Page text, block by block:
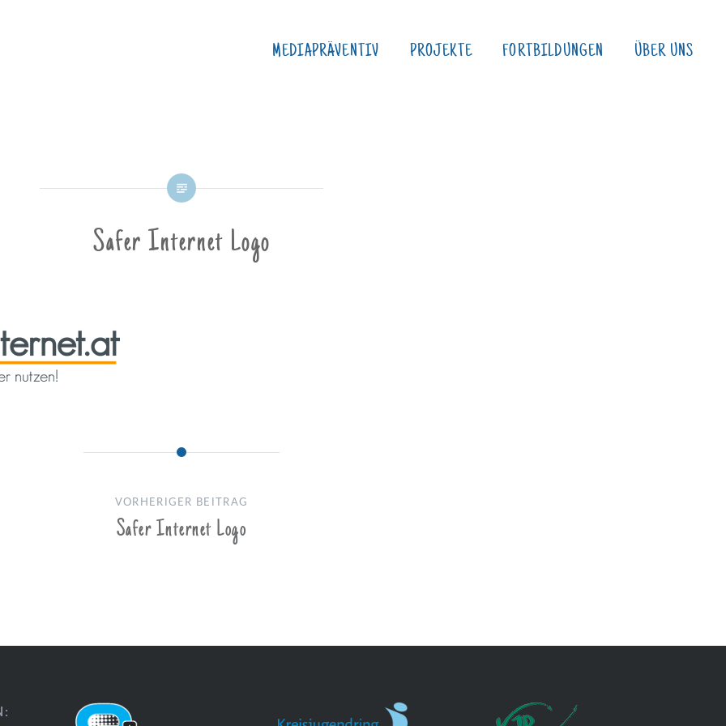
MEDIAPRÄVENTIV PROJEKTE FORTBILDUNGEN ÜBER UNS
Safer Internet Logo
VORHERIGER BEITRAG
Safer Internet Logo